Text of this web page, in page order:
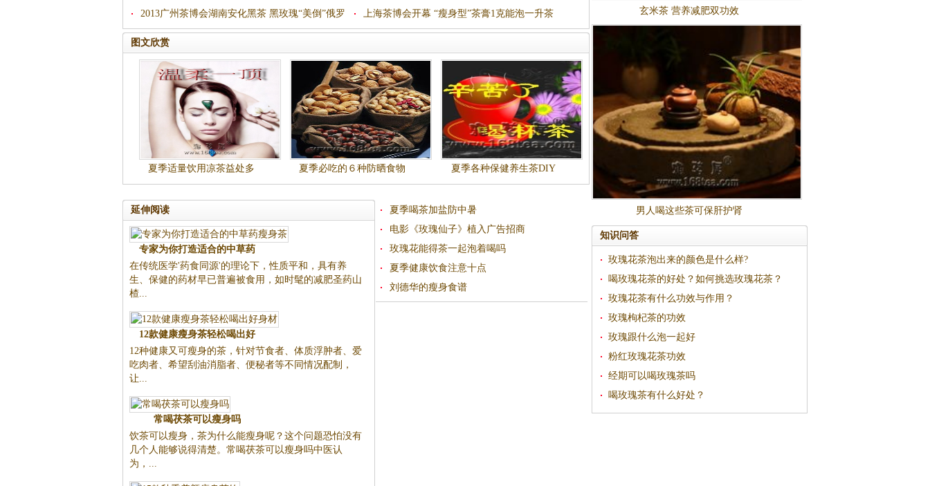
件
2013广州茶博会湖南安化黑茶 黑玫瑰“美倒”俄罗
斯美女
上海茶博会开幕 “瘦身型”茶膏1克能泡一升茶
图文欣赏
夏季适量饮用凉茶益处多 夏季必吃的６种防晒食物 夏季各种保健养生茶DIY
延伸阅读
专家为你打造适合的中草药
在传统医学'药食同源'的理论下，性质平和，具有养
生、保健的药材早已普遍被食用，如时髦的减肥圣药山
楂...
12款健康瘦身茶轻松喝出好
12种健康又可瘦身的茶，针对节食者、体质浮肿者、爱
吃肉者、希望刮油消脂者、便秘者等不同情况配制，
让...
常喝茯茶可以瘦身吗
饮茶可以瘦身，茶为什么能瘦身呢？这个问题恐怕没有
几个人能够说得清楚。常喝茯茶可以瘦身吗中医认
为，...
夏季喝茶加盐防中暑
电影《玫瑰仙子》植入广告招商
玫瑰花能得茶一起泡着喝吗
夏季健康饮食注意十点
刘德华的瘦身食谱
玄米茶 营养减肥双功效
男人喝这些茶可保肝护肾
知识问答
玫瑰花茶泡出来的颜色是什么样?
喝玫瑰花茶的好处？如何挑选玫瑰花茶？
玫瑰花茶有什么功效与作用？
玫瑰枸杞茶的功效
玫瑰跟什么泡一起好
粉红玫瑰花茶功效
经期可以喝玫瑰茶吗
喝玫瑰茶有什么好处？